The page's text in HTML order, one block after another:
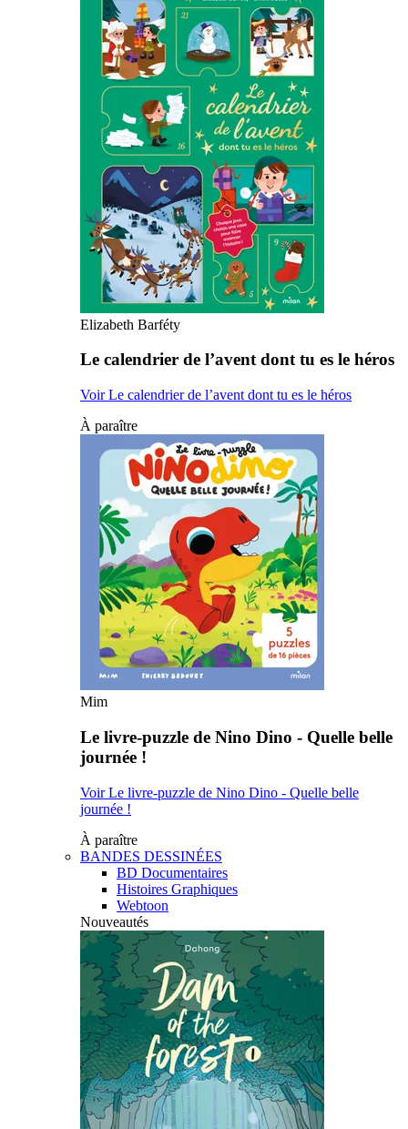
Elizabeth Barféty
Le calendrier de l’avent dont tu es le héros
Voir Le calendrier de l’avent dont tu es le héros
À paraître
Mim
Le livre-puzzle de Nino Dino - Quelle belle
journée !
Voir Le livre-puzzle de Nino Dino - Quelle belle
journée !
À paraître
BANDES DESSINÉES
BD Documentaires
Histoires Graphiques
Webtoon
Nouveautés